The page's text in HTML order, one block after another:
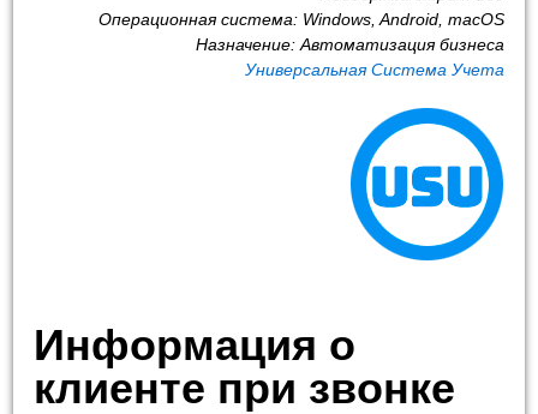
Операционная система: Windows, Android, macOS
Назначение: Автоматизация бизнеса
Универсальная Система Учета
Информация о
клиенте при звонке